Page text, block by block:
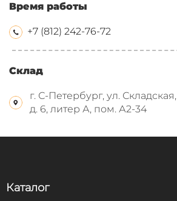
Время работы
+7 (812) 242-76-72
Склад
г. С-Петербург, ул. Складская,
д. 6, литер А, пом. А2-34
Каталог